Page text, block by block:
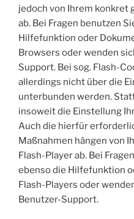
jedoch von Ihrem
ab. Bei Fragen benutzen
Hilfefunktion oder
Browsers oder wenden
Support. Bei sog. Flash-
allerdings nicht über die
unterbunden werden.
insoweit die Einstellung
Auch die hierfür
Maßnahmen hängen von
Flash-Player ab. Bei
ebenso die Hilfefunktion
Flash-Players oder
Benutzer-Support.